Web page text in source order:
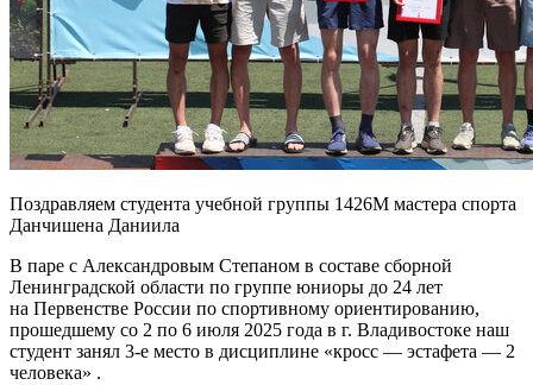
Поздравляем студента учебной группы 1426М мастера спорта
Данчишена Даниила
В паре с Александровым Степаном в составе сборной
Ленинградской области по группе юниоры до 24 лет
на Первенстве России по спортивному ориентированию,
прошедшему со 2 по 6 июля 2025 года в г. Владивостоке наш
студент занял 3-е место в дисциплине «кросс — эстафета — 2
человека» .